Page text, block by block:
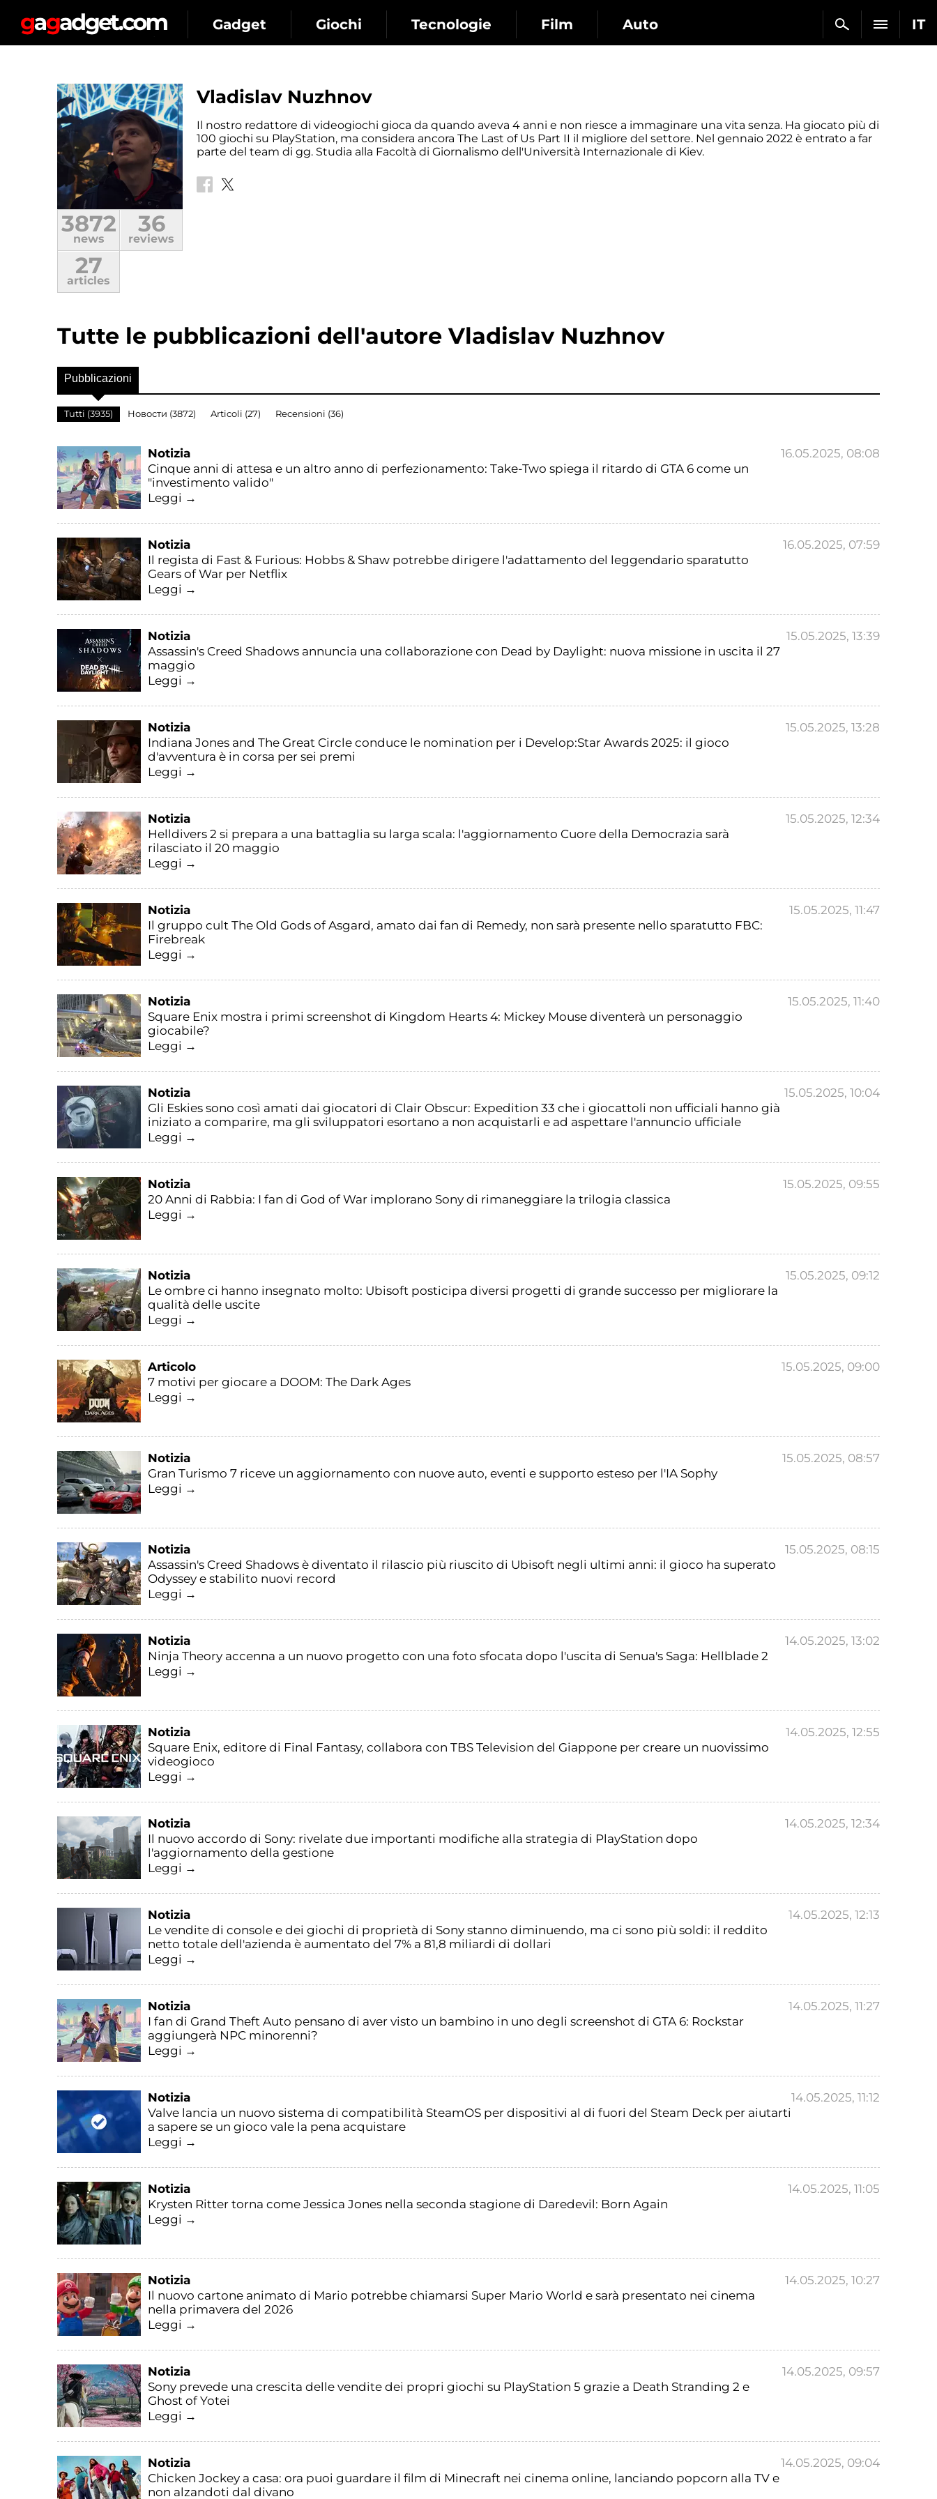
IT
Gadget Giochi Tecnologie Film Auto
Vladislav Nuzhnov
Il nostro redattore di videogiochi gioca da quando aveva 4 anni e non riesce a immaginare una vita senza. Ha giocato più di
100 giochi su PlayStation, ma considera ancora The Last of Us Part II il migliore del settore. Nel gennaio 2022 è entrato a far
parte del team di gg. Studia alla Facoltà di Giornalismo dell'Università Internazionale di Kiev.
3872
news
36
reviews
27
articles
Tutte le pubblicazioni dell'autore Vladislav Nuzhnov
Pubblicazioni
Tutti (3935) Новости (3872) Articoli (27) Recensioni (36)
16.05.2025, 08:08
Notizia
Cinque anni di attesa e un altro anno di perfezionamento: Take-Two spiega il ritardo di GTA 6 come un
"investimento valido"
Leggi →
16.05.2025, 07:59
Notizia
Il regista di Fast & Furious: Hobbs & Shaw potrebbe dirigere l'adattamento del leggendario sparatutto
Gears of War per Netflix
Leggi →
15.05.2025, 13:39
Notizia
Assassin's Creed Shadows annuncia una collaborazione con Dead by Daylight: nuova missione in uscita il 27
maggio
Leggi →
15.05.2025, 13:28
Notizia
Indiana Jones and The Great Circle conduce le nomination per i Develop:Star Awards 2025: il gioco
d'avventura è in corsa per sei premi
Leggi →
15.05.2025, 12:34
Notizia
Helldivers 2 si prepara a una battaglia su larga scala: l'aggiornamento Cuore della Democrazia sarà
rilasciato il 20 maggio
Leggi →
15.05.2025, 11:47
Notizia
Il gruppo cult The Old Gods of Asgard, amato dai fan di Remedy, non sarà presente nello sparatutto FBC:
Firebreak
Leggi →
15.05.2025, 11:40
Notizia
Square Enix mostra i primi screenshot di Kingdom Hearts 4: Mickey Mouse diventerà un personaggio
giocabile?
Leggi →
15.05.2025, 10:04
Notizia
Gli Eskies sono così amati dai giocatori di Clair Obscur: Expedition 33 che i giocattoli non ufficiali hanno già
iniziato a comparire, ma gli sviluppatori esortano a non acquistarli e ad aspettare l'annuncio ufficiale
Leggi →
15.05.2025, 09:55
Notizia
20 Anni di Rabbia: I fan di God of War implorano Sony di rimaneggiare la trilogia classica
Leggi →
15.05.2025, 09:12
Notizia
Le ombre ci hanno insegnato molto: Ubisoft posticipa diversi progetti di grande successo per migliorare la
qualità delle uscite
Leggi →
15.05.2025, 09:00
Articolo
7 motivi per giocare a DOOM: The Dark Ages
Leggi →
15.05.2025, 08:57
Notizia
Gran Turismo 7 riceve un aggiornamento con nuove auto, eventi e supporto esteso per l'IA Sophy
Leggi →
15.05.2025, 08:15
Notizia
Assassin's Creed Shadows è diventato il rilascio più riuscito di Ubisoft negli ultimi anni: il gioco ha superato
Odyssey e stabilito nuovi record
Leggi →
14.05.2025, 13:02
Notizia
Ninja Theory accenna a un nuovo progetto con una foto sfocata dopo l'uscita di Senua's Saga: Hellblade 2
Leggi →
14.05.2025, 12:55
Notizia
Square Enix, editore di Final Fantasy, collabora con TBS Television del Giappone per creare un nuovissimo
videogioco
Leggi →
14.05.2025, 12:34
Notizia
Il nuovo accordo di Sony: rivelate due importanti modifiche alla strategia di PlayStation dopo
l'aggiornamento della gestione
Leggi →
14.05.2025, 12:13
Notizia
Le vendite di console e dei giochi di proprietà di Sony stanno diminuendo, ma ci sono più soldi: il reddito
netto totale dell'azienda è aumentato del 7% a 81,8 miliardi di dollari
Leggi →
14.05.2025, 11:27
Notizia
I fan di Grand Theft Auto pensano di aver visto un bambino in uno degli screenshot di GTA 6: Rockstar
aggiungerà NPC minorenni?
Leggi →
14.05.2025, 11:12
Notizia
Valve lancia un nuovo sistema di compatibilità SteamOS per dispositivi al di fuori del Steam Deck per aiutarti
a sapere se un gioco vale la pena acquistare
Leggi →
14.05.2025, 11:05
Notizia
Krysten Ritter torna come Jessica Jones nella seconda stagione di Daredevil: Born Again
Leggi →
14.05.2025, 10:27
Notizia
Il nuovo cartone animato di Mario potrebbe chiamarsi Super Mario World e sarà presentato nei cinema
nella primavera del 2026
Leggi →
14.05.2025, 09:57
Notizia
Sony prevede una crescita delle vendite dei propri giochi su PlayStation 5 grazie a Death Stranding 2 e
Ghost of Yotei
Leggi →
14.05.2025, 09:04
Notizia
Chicken Jockey a casa: ora puoi guardare il film di Minecraft nei cinema online, lanciando popcorn alla TV e
non alzandoti dal divano